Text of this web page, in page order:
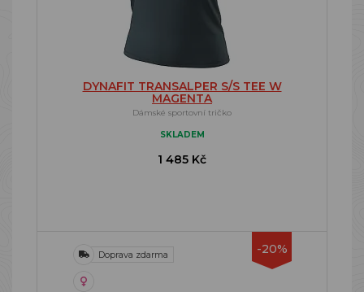
DYNAFIT TRANSALPER S/S TEE W
MAGENTA
Dámské sportovní tričko
SKLADEM
1 485 Kč
-20%
Doprava zdarma